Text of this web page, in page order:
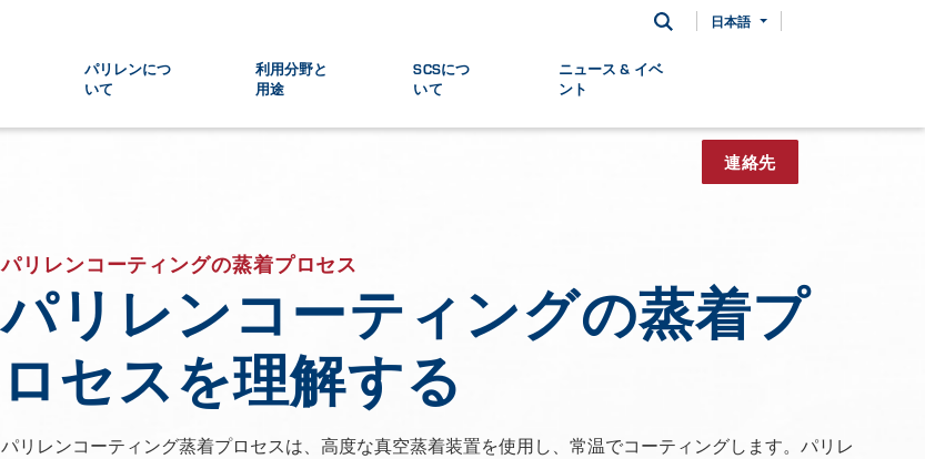
日本語
パリレンにつ
いて
利用分野と
用途
SCSにつ
いて
ニュース & イベ
ント
連絡先
パリレンコーティングの蒸着プロセス
パリレンコーティングの蒸着プ
ロセスを理解する
パリレンコーティング蒸着プロセスは、高度な真空蒸着装置を使用し、常温でコーティングします。パリレ